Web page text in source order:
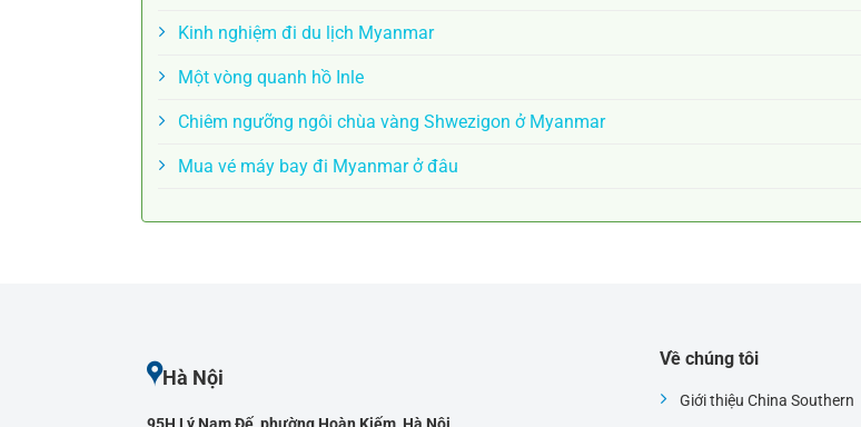
Kinh nghiệm đi du lịch Myanmar
Một vòng quanh hồ Inle
Chiêm ngưỡng ngôi chùa vàng Shwezigon ở Myanmar
Mua vé máy bay đi Myanmar ở đâu
Hà Nội
95H Lý Nam Đế, phường Hoàn Kiếm, Hà Nội
Về chúng tôi
Giới thiệu China Southern